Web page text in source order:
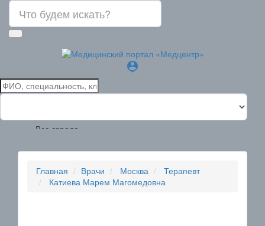
person_pin
Все города
Главная Врачи Москва
Терапевт
Катиева Марем Магомедовна